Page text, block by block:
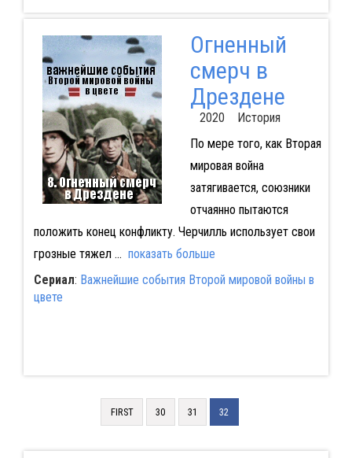
Огненный
смерч в
Дрездене
2020 История
По мере того, как Вторая
мировая война
затягивается, союзники
отчаянно пытаются
положить конец конфликту. Черчилль использует свои
грозные тяжел... показать больше
Сериал: Важнейшие события Второй мировой войны в
цвете
FIRST 30 31 32